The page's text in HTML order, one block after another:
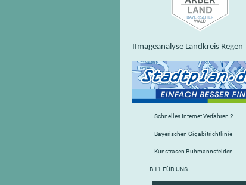
IImageanalyse Landkreis Regen
Schnelles Internet Verfahren 2
Bayerischen Gigabitrichtlinie
Kunstrasen Ruhmannsfelden
B 11 FÜR UNS